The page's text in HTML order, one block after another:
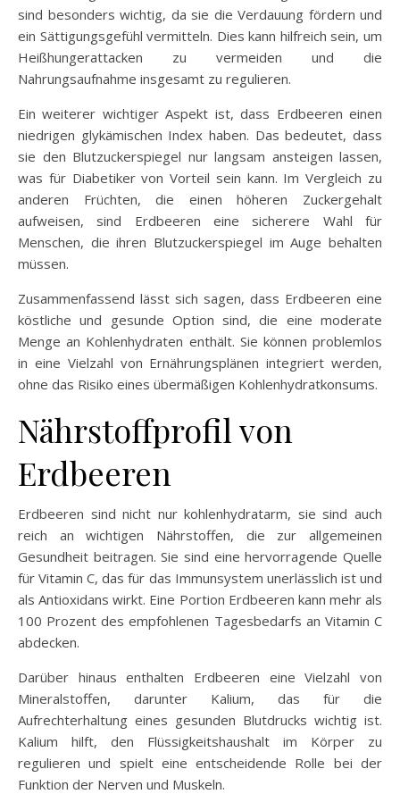
sind besonders wichtig, da sie die Verdauung fördern und
ein Sättigungsgefühl vermitteln. Dies kann hilfreich sein, um
Heißhungerattacken zu vermeiden und die
Nahrungsaufnahme insgesamt zu regulieren.
Ein weiterer wichtiger Aspekt ist, dass Erdbeeren einen
niedrigen glykämischen Index haben. Das bedeutet, dass
sie den Blutzuckerspiegel nur langsam ansteigen lassen,
was für Diabetiker von Vorteil sein kann. Im Vergleich zu
anderen Früchten, die einen höheren Zuckergehalt
aufweisen, sind Erdbeeren eine sicherere Wahl für
Menschen, die ihren Blutzuckerspiegel im Auge behalten
müssen.
Zusammenfassend lässt sich sagen, dass Erdbeeren eine
köstliche und gesunde Option sind, die eine moderate
Menge an Kohlenhydraten enthält. Sie können problemlos
in eine Vielzahl von Ernährungsplänen integriert werden,
ohne das Risiko eines übermäßigen Kohlenhydratkonsums.
Nährstoffprofil von
Erdbeeren
Erdbeeren sind nicht nur kohlenhydratarm, sie sind auch
reich an wichtigen Nährstoffen, die zur allgemeinen
Gesundheit beitragen. Sie sind eine hervorragende Quelle
für Vitamin C, das für das Immunsystem unerlässlich ist und
als Antioxidans wirkt. Eine Portion Erdbeeren kann mehr als
100 Prozent des empfohlenen Tagesbedarfs an Vitamin C
abdecken.
Darüber hinaus enthalten Erdbeeren eine Vielzahl von
Mineralstoffen, darunter Kalium, das für die
Aufrechterhaltung eines gesunden Blutdrucks wichtig ist.
Kalium hilft, den Flüssigkeitshaushalt im Körper zu
regulieren und spielt eine entscheidende Rolle bei der
Funktion der Nerven und Muskeln.